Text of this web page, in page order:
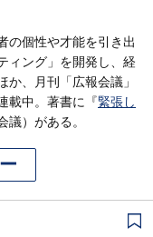
の個性や才能を引き出
ィング」を開発し、経
、月刊「広報会議」
載中。著書に『緊張し
議）がある。